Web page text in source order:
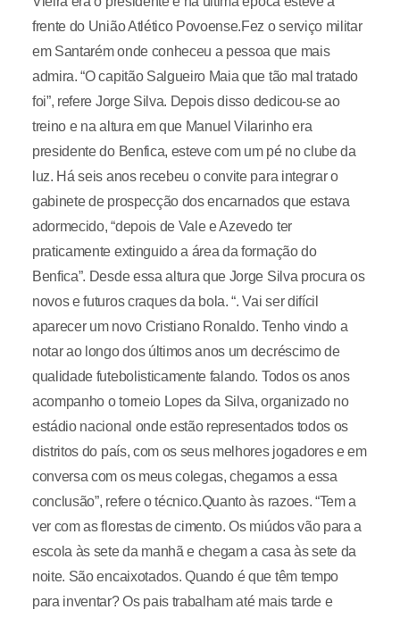
frente do União Atlético Povoense.Fez o serviço militar
em Santarém onde conheceu a pessoa que mais
admira. “O capitão Salgueiro Maia que tão mal tratado
foi”, refere Jorge Silva. Depois disso dedicou-se ao
treino e na altura em que Manuel Vilarinho era
presidente do Benfica, esteve com um pé no clube da
luz. Há seis anos recebeu o convite para integrar o
gabinete de prospecção dos encarnados que estava
adormecido, “depois de Vale e Azevedo ter
praticamente extinguido a área da formação do
Benfica”. Desde essa altura que Jorge Silva procura os
novos e futuros craques da bola. “. Vai ser difícil
aparecer um novo Cristiano Ronaldo. Tenho vindo a
notar ao longo dos últimos anos um decréscimo de
qualidade futebolisticamente falando. Todos os anos
acompanho o torneio Lopes da Silva, organizado no
estádio nacional onde estão representados todos os
distritos do país, com os seus melhores jogadores e em
conversa com os meus colegas, chegamos a essa
conclusão”, refere o técnico.Quanto às razoes. “Tem a
ver com as florestas de cimento. Os miúdos vão para a
escola às sete da manhã e chegam a casa às sete da
noite. São encaixotados. Quando é que têm tempo
para inventar? Os pais trabalham até mais tarde e